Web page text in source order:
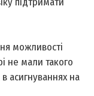
можливості
не мали такого
асигнуваннях на